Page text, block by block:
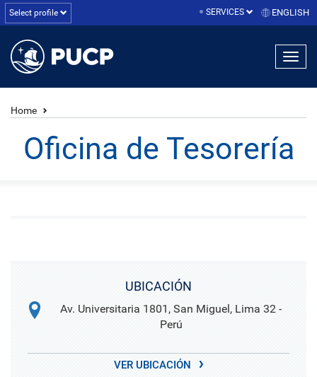
Select profile SERVICES ENGLISH
Home
Oficina de Tesorería
UBICACIÓN
Av. Universitaria 1801, San Miguel, Lima 32 -
Perú
VER UBICACIÓN